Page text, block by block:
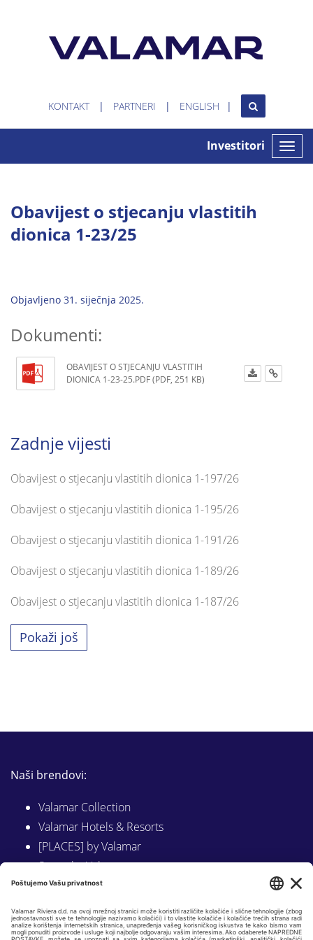
KONTAKT PARTNERI ENGLISH
Toggle
Investitori
Obavijest o stjecanju vlastitih
dionica 1-23/25
Objavljeno 31. siječnja 2025.
Dokumenti:
OBAVIJEST O STJECANJU VLASTITIH
DIONICA 1-23-25.PDF (PDF, 251 KB)
Zadnje vijesti
Obavijest o stjecanju vlastitih dionica 1-197/26
Obavijest o stjecanju vlastitih dionica 1-195/26
Obavijest o stjecanju vlastitih dionica 1-191/26
Obavijest o stjecanju vlastitih dionica 1-189/26
Obavijest o stjecanju vlastitih dionica 1-187/26
Pokaži još
Naši brendovi:
Valamar Collection
Valamar Hotels & Resorts
[PLACES] by Valamar
Sunny by Valamar
Valamar Camping
Istraži na Valamar.com